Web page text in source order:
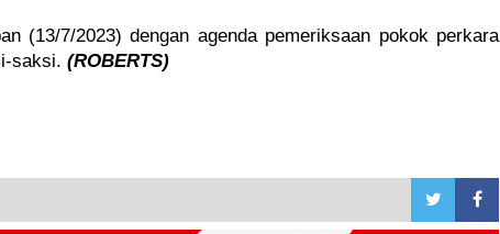
(13/7/2023) dengan agenda pemeriksaan pokok perkara
saksi. (ROBERTS)